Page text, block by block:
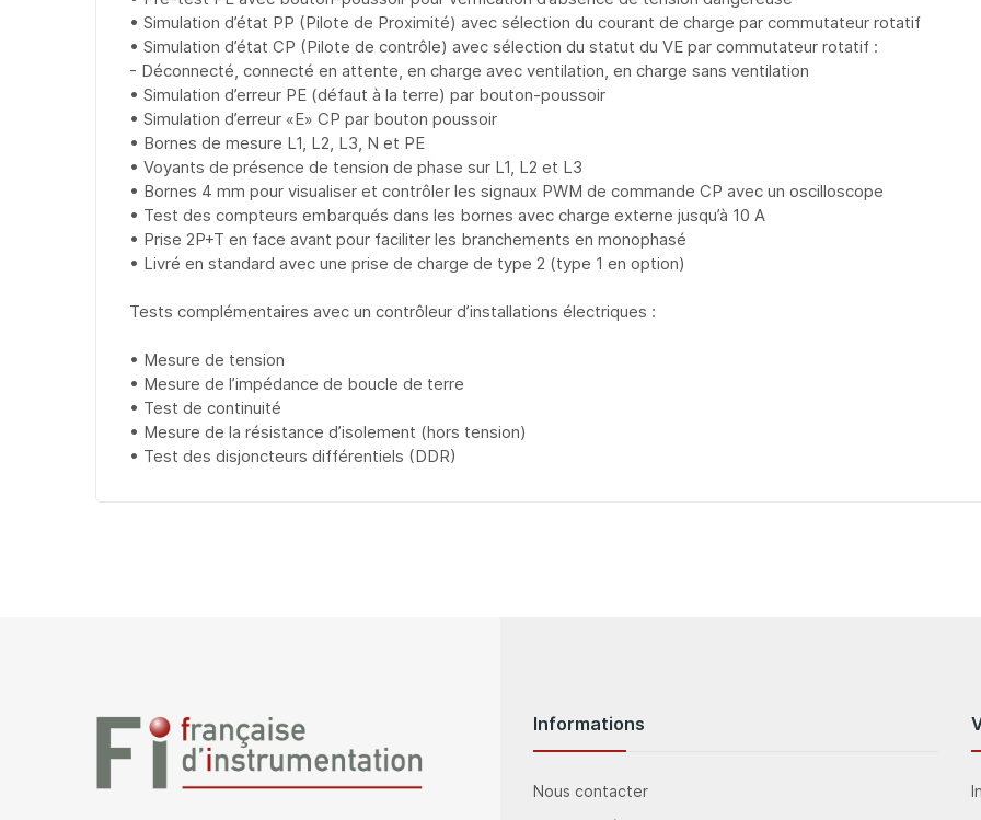
• Simulation d’état PP (Pilote de Proximité) avec sélection du courant de charge par commutateur rotatif
• Simulation d’état CP (Pilote de contrôle) avec sélection du statut du VE par commutateur rotatif :
- Déconnecté, connecté en attente, en charge avec ventilation, en charge sans ventilation
• Simulation d’erreur PE (défaut à la terre) par bouton-poussoir
• Simulation d’erreur «E» CP par bouton poussoir
• Bornes de mesure L1, L2, L3, N et PE
• Voyants de présence de tension de phase sur L1, L2 et L3
• Bornes 4 mm pour visualiser et contrôler les signaux PWM de commande CP avec un oscilloscope
• Test des compteurs embarqués dans les bornes avec charge externe jusqu’à 10 A
• Prise 2P+T en face avant pour faciliter les branchements en monophasé
• Livré en standard avec une prise de charge de type 2 (type 1 en option)
Tests complémentaires avec un contrôleur d’installations électriques :
• Mesure de tension
• Mesure de l’impédance de boucle de terre
• Test de continuité
• Mesure de la résistance d’isolement (hors tension)
• Test des disjoncteurs différentiels (DDR)
Informations
Nous contacter